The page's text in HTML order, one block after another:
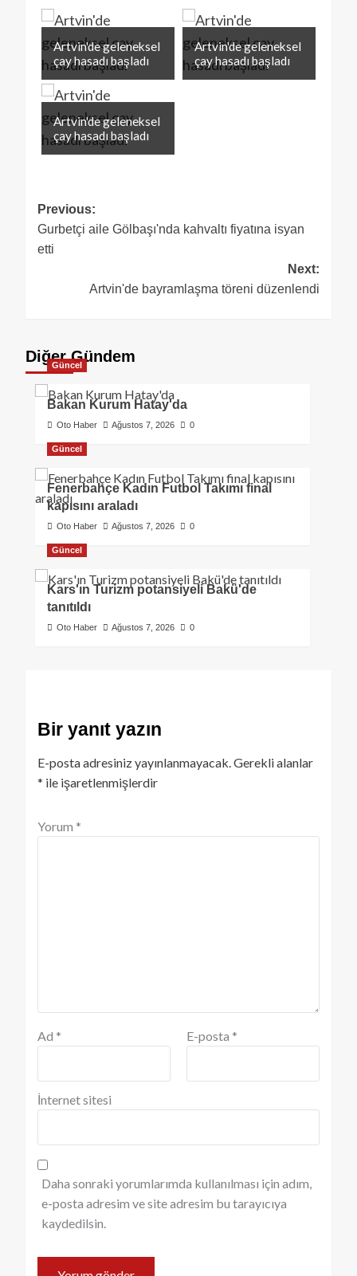
Artvin'de geleneksel
çay hasadı başladı
Artvin'de geleneksel
çay hasadı başladı
Artvin'de geleneksel
çay hasadı başladı
Previous:
Gurbetçi aile Gölbaşı'nda kahvaltı fiyatına isyan
etti
Next:
Artvin'de bayramlaşma töreni düzenlendi
Diğer Gündem
Güncel
Bakan Kurum Hatay'da
Oto Haber Ağustos 7, 2026 0
Güncel
Fenerbahçe Kadın Futbol Takımı final
kapısını araladı
Oto Haber Ağustos 7, 2026 0
Güncel
Kars'ın Turizm potansiyeli Bakü'de
tanıtıldı
Oto Haber Ağustos 7, 2026 0
Bir yanıt yazın
E-posta adresiniz yayınlanmayacak.Gerekli alanlar
* ile işaretlenmişlerdir
Yorum *
Ad * E-posta *
İnternet sitesi
Daha sonraki yorumlarımda kullanılması için adım,
e-posta adresim ve site adresim bu tarayıcıya
kaydedilsin.